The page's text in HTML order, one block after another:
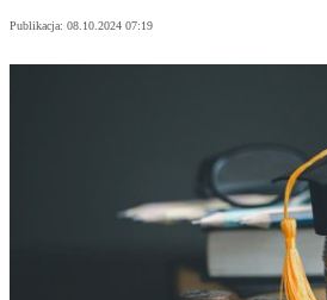
Publikacja: 08.10.2024 07:19